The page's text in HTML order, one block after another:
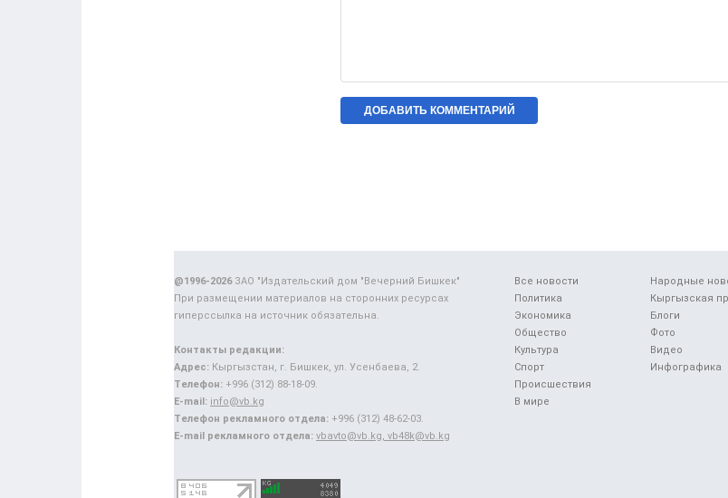
Все новости
Политика
Экономика
Общество
Культура
Спорт
Происшествия
В мире
Народные
Кыргызская
Блоги
Фото
Видео
Инфографика
@1996-2026ЗАО "Издательский дом "Вечерний Бишкек"
При размещении материалов на сторонних ресурсах
гиперссылка на источник обязательна.
Контакты редакции:
Адрес: Кыргызстан, г. Бишкек, ул. Усенбаева, 2.
Телефон: +996 (312) 88-18-09.
E-mail: info@vb.kg
Телефон рекламного отдела: +996 (312) 48-62-03.
E-mail рекламного отдела: vbavto@vb.kg, vb48k@vb.kg